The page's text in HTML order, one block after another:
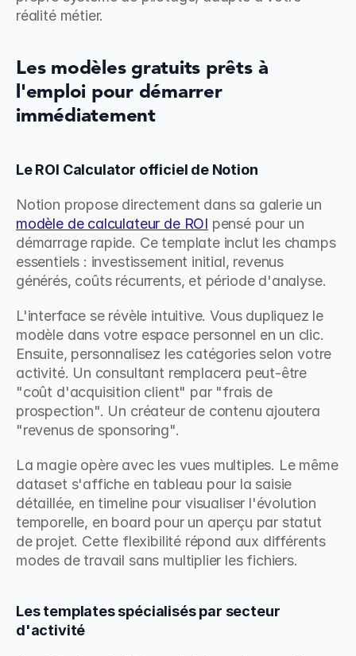
réalité métier.
Les modèles gratuits prêts à
l'emploi pour démarrer
immédiatement
Le ROI Calculator officiel de Notion
modèle de calculateur de ROI pensé pour un
démarrage rapide. Ce template inclut les champs
essentiels : investissement initial, revenus
générés, coûts récurrents, et période d'analyse.
L'interface se révèle intuitive. Vous dupliquez le
modèle dans votre espace personnel en un clic.
Ensuite, personnalisez les catégories selon votre
activité. Un consultant remplacera peut-être
"coût d'acquisition client" par "frais de
prospection". Un créateur de contenu ajoutera
"revenus de sponsoring".
La magie opère avec les vues multiples. Le même
dataset s'affiche en tableau pour la saisie
détaillée, en timeline pour visualiser l'évolution
temporelle, en board pour un aperçu par statut
de projet. Cette flexibilité répond aux différents
modes de travail sans multiplier les fichiers.
Les templates spécialisés par secteur
d'activité